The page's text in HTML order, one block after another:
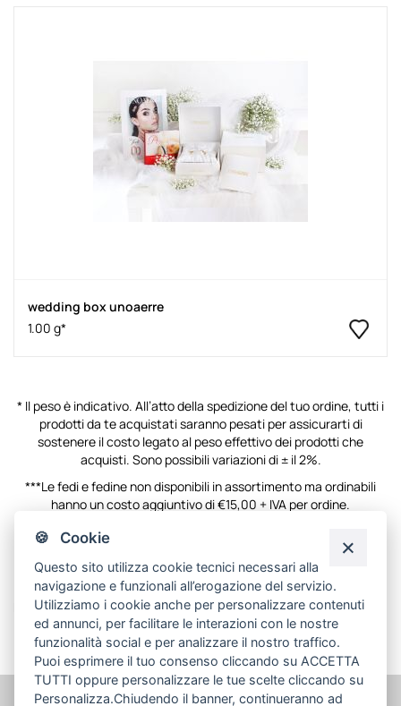
wedding box unoaerre
1.00 g*
* Il peso è indicativo. All’atto della spedizione del tuo ordine, tutti i
prodotti da te acquistati saranno pesati per assicurarti di
sostenere il costo legato al peso effettivo dei prodotti che
acquisti. Sono possibili variazioni di ± il 2%.
***Le fedi e fedine non disponibili in assortimento ma ordinabili
hanno un costo aggiuntivo di €15,00 + IVA per ordine.
La mia lista desideri
Non ci sono articoli nella lista desideri.
🍪 Cookie
Questo sito utilizza cookie tecnici necessari alla
navigazione e funzionali all’erogazione del servizio.
Utilizziamo i cookie anche per personalizzare contenuti
ed annunci, per facilitare le interazioni con le nostre
funzionalità social e per analizzare il nostro traffico.
Puoi esprimere il tuo consenso cliccando su ACCETTA
TUTTI oppure personalizzare le tue scelte cliccando su
Personalizza.Chiudendo il banner, continueranno ad